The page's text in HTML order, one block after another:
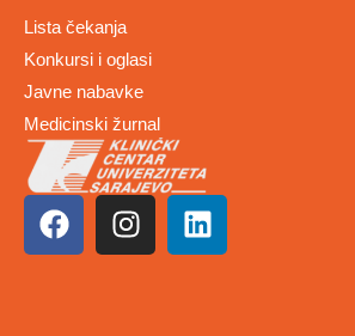
Lista čekanja
Konkursi i oglasi
Javne nabavke
Medicinski žurnal